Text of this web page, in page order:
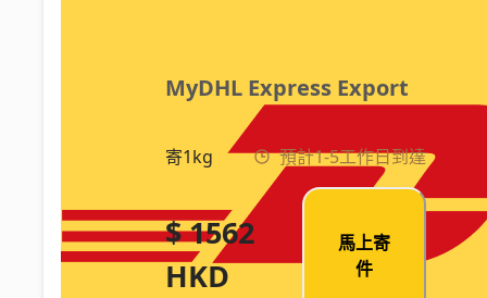
MyDHL Express Export
寄1kg 預計1-5工作日到達
$ 1562
HKD
馬上寄
件